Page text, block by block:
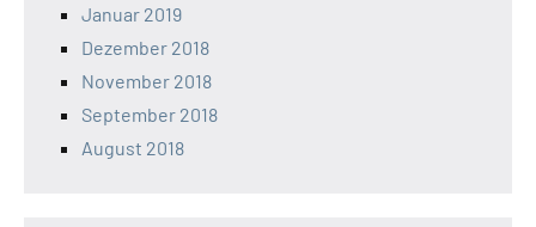
Januar 2019
Dezember 2018
November 2018
September 2018
August 2018